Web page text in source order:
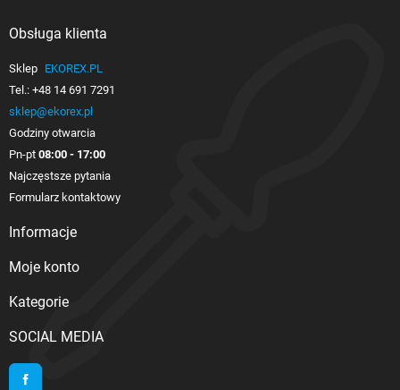
Obsługa klienta
Sklep EKOREX.PL
Tel.: +48 14 691 7291
sklep@ekorex.pl
Godziny otwarcia
Pn-pt 08:00 - 17:00
Najczęstsze pytania
Formularz kontaktowy
Informacje
Moje konto
Kategorie
SOCIAL MEDIA